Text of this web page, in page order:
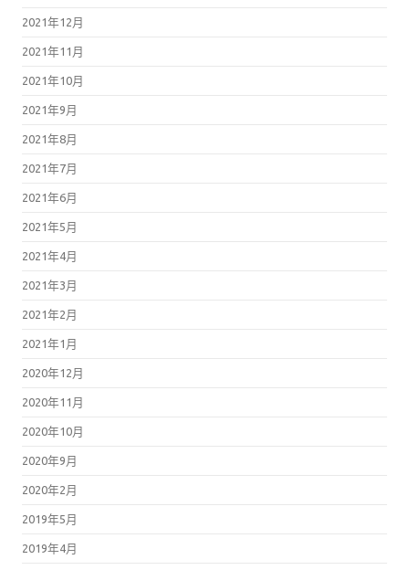
2021年12月
2021年11月
2021年10月
2021年9月
2021年8月
2021年7月
2021年6月
2021年5月
2021年4月
2021年3月
2021年2月
2021年1月
2020年12月
2020年11月
2020年10月
2020年9月
2020年2月
2019年5月
2019年4月